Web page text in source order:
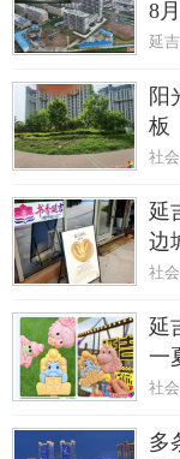
8
延
阳
板
社
延
边
社
延
一
社
多